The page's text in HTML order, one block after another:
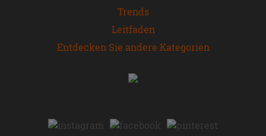
Trends
Leitfaden
Entdecken Sie andere Kategorien